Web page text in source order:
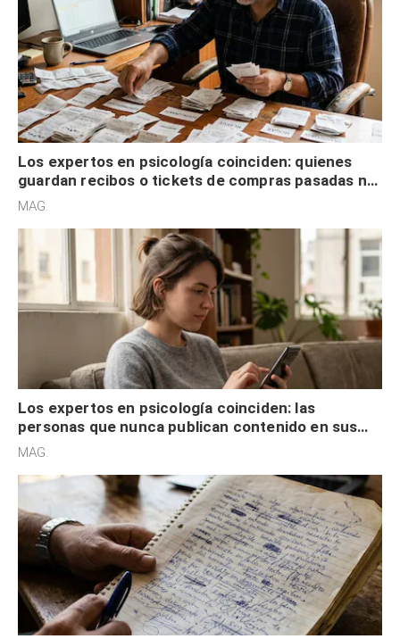
Los expertos en psicología coinciden: quienes
guardan recibos o tickets de compras pasadas no
son acumuladores, sino que tienen necesidad de
MAG.
Los expertos en psicología coinciden: las
personas que nunca publican contenido en sus
redes sociales no pretenden buscar validación
MAG.